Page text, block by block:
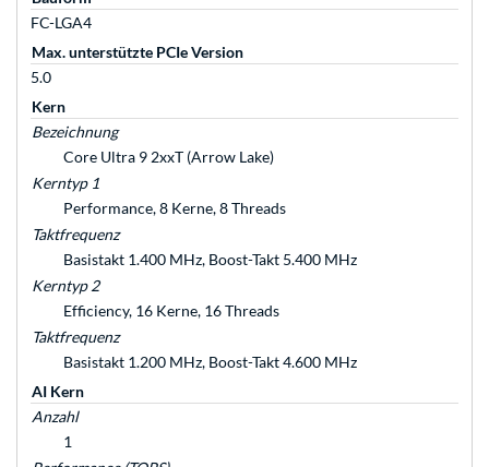
FC-LGA4
Max. unterstützte PCIe Version
5.0
Kern
Bezeichnung
Core Ultra 9 2xxT (Arrow Lake)
Kerntyp 1
Performance, 8 Kerne, 8 Threads
Taktfrequenz
Basistakt 1.400 MHz, Boost-Takt 5.400 MHz
Kerntyp 2
Efficiency, 16 Kerne, 16 Threads
Taktfrequenz
Basistakt 1.200 MHz, Boost-Takt 4.600 MHz
AI Kern
Anzahl
1